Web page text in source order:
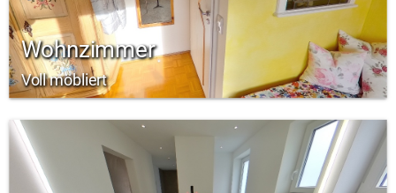
Wohnzimmer
Voll möbliert